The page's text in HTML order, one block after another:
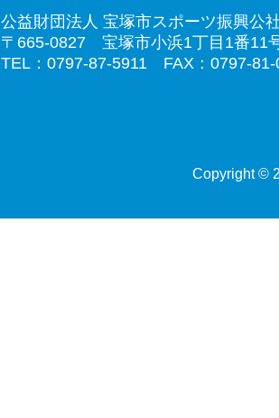
公益財団法人 宝塚市スポーツ振興公
〒665-0827 宝塚市小浜1丁目1番11
TEL：0797-87-5911 FAX：0797-81-
Copyright ©